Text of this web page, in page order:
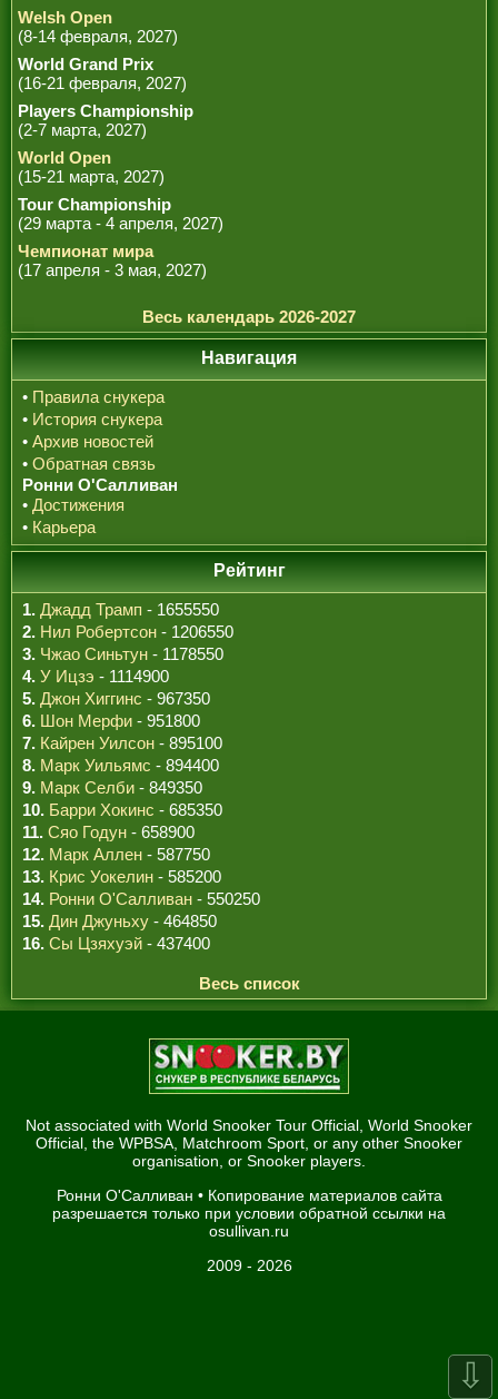
Welsh Open
(8-14 февраля, 2027)
World Grand Prix
(16-21 февраля, 2027)
Players Championship
(2-7 марта, 2027)
World Open
(15-21 марта, 2027)
Tour Championship
(29 марта - 4 апреля, 2027)
Чемпионат мира
(17 апреля - 3 мая, 2027)
Весь календарь 2026-2027
Навигация
• Правила снукера
• История снукера
• Архив новостей
• Обратная связь
Ронни О'Салливан
• Достижения
• Карьера
Рейтинг
1. Джадд Трамп - 1655550
2. Нил Робертсон - 1206550
3. Чжао Синьтун - 1178550
4. У Ицзэ - 1114900
5. Джон Хиггинс - 967350
6. Шон Мерфи - 951800
7. Кайрен Уилсон - 895100
8. Марк Уильямс - 894400
9. Марк Селби - 849350
10. Барри Хокинс - 685350
11. Сяо Годун - 658900
12. Марк Аллен - 587750
13. Крис Уокелин - 585200
14. Ронни О'Салливан - 550250
15. Дин Джуньху - 464850
16. Сы Цзяхуэй - 437400
Весь список
Not associated with World Snooker Tour Official, World Snooker
Official, the WPBSA, Matchroom Sport, or any other Snooker
organisation, or Snooker players.
Ронни О'Салливан • Копирование материалов сайта
разрешается только при условии обратной ссылки на
osullivan.ru
2009 - 2026
⇩